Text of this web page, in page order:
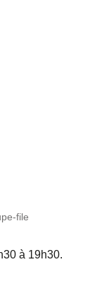
file
à 19h30.